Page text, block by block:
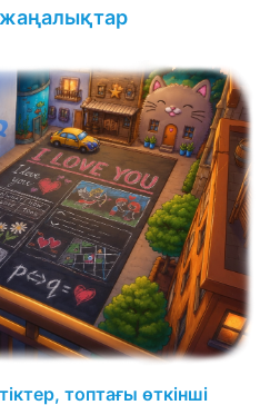
топтағы өткінші